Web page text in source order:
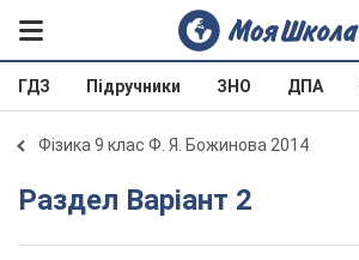
ГДЗ Підручники ЗНО ДПА
Фізика 9 клас Ф. Я. Божинова 2014
Раздел Варіант 2